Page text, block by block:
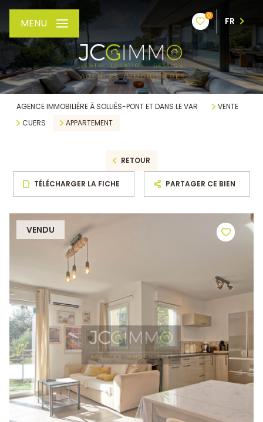
0
FR
MENU
AGENCE IMMOBILIÈRE À SOLLIÈS-PONT ET DANS LE VAR
VENTE
CUERS
APPARTEMENT
RETOUR
TÉLÉCHARGER LA FICHE PARTAGER CE BIEN
VENDU